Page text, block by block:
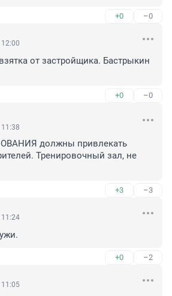
+0 –0
от застройщика. Бастрыкин
+0 –0
должны привлекать
Тренировочный зал, не
+3 –3
+0 –2